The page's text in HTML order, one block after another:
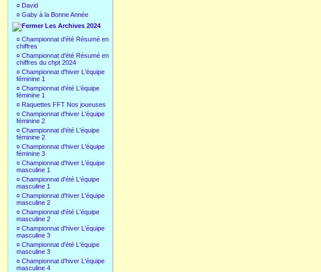
¤ David
¤ Gaby à la Bonne Année
Les Archives 2024
¤ Championnat d'été Résumé en
chiffres
¤ Championnat d'été Résumé en
chiffres du chpt 2024
¤ Championnat d'hiver L'équipe
féminine 1
¤ Championnat d'été L'équipe
féminine 1
¤ Raquettes FFT Nos joueuses
¤ Championnat d'hiver L'équipe
féminine 2
¤ Championnat d'été L'équipe
féminine 2
¤ Championnat d'hiver L'équipe
féminine 3
¤ Championnat d'hiver L'équipe
masculine 1
¤ Championnat d'été L'équipe
masculine 1
¤ Championnat d'hiver L'équipe
masculine 2
¤ Championnat d'été L'équipe
masculine 2
¤ Championnat d'hiver L'équipe
masculine 3
¤ Championnat d'été L'équipe
masculine 3
¤ Championnat d'hiver L'équipe
masculine 4